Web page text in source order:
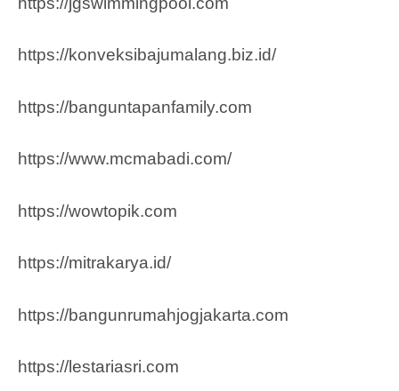
https://konveksibajumalang.biz.id/
https://banguntapanfamily.com
https://www.mcmabadi.com/
https://wowtopik.com
https://mitrakarya.id/
https://bangunrumahjogjakarta.com
https://lestariasri.com